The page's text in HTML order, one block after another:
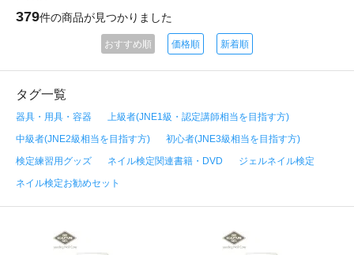
379件の商品が見つかりました
おすすめ順 価格順 新着順
タグ一覧
器具・用具・容器
上級者(JNE1級・認定講師相当を目指す方)
中級者(JNE2級相当を目指す方)
初心者(JNE3級相当を目指す方)
検定練習用グッズ
ネイル検定関連書籍・DVD
ジェルネイル検定
ネイル検定お勧めセット